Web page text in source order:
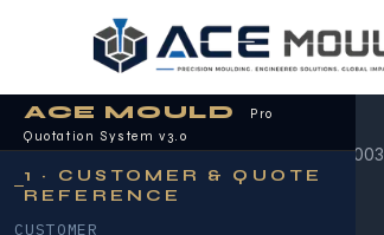
Přesné Vstřikování Plastů od roku 2003